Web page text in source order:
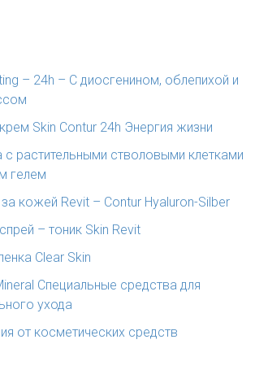
– 24h – С диосгенином, облепихой и
Skin Contur 24h Энергия жизни
с растительными стволовыми клетками
гелем
за кожей Revit – Contur Hyaluron-Silber
– тоник Skin Revit
Clear Skin
Специальные средства для
ухода
от косметических средств